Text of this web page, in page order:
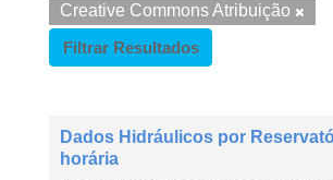
Creative Commons Atribuição
Filtrar Resultados
Dados Hidráulicos por
horária